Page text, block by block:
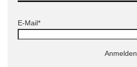
E-Mail*
Anmelden